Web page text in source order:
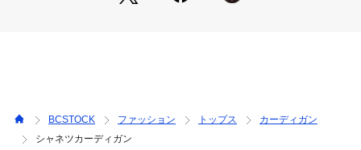
リブ部分にはストレッチ性を持たせることで、袖口や裾のフィ
ンツと合わせたカジュアルスタイルまで幅広く対応します。
シンプルなデザインのため、オンオフ問わず着回しやすいアイ
BCSTOCK ファッション トップス
カーディガン
シャネツカーディガン